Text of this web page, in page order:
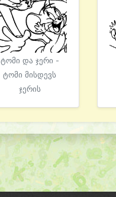
ტომი და ჯერი -
ტომი მისდევს
ჯერის